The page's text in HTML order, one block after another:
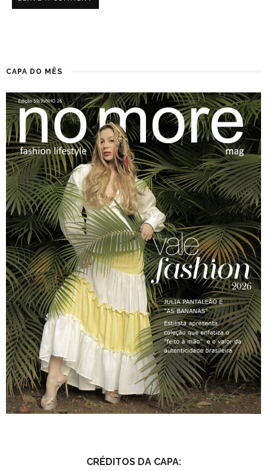
CAPA DO MÊS
CRÉDITOS DA CAPA: